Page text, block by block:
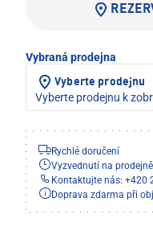
Vybraná prodejna
Vyberte prodejnu
Vyberte prodejnu k
Rychlé doručení
Vyzvednutí na
Kontaktujte nás: +420
Doprava zdarma při